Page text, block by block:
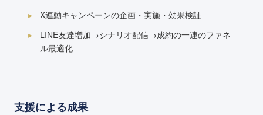
X連動キャンペーンの企画・実施・効果検証
LINE友達増加→シナリオ配信→成約の一連のファネ
ル最適化
支援による成果